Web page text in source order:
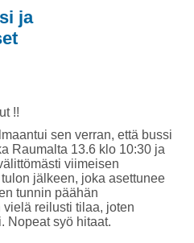
ja
!!
sen verran, että bussi
Raumalta 13.6 klo 10:30 ja
viimeisen
jälkeen, joka asettunee
tunnin päähän
reilusti tilaa, joten
Nopeat syö hitaat.